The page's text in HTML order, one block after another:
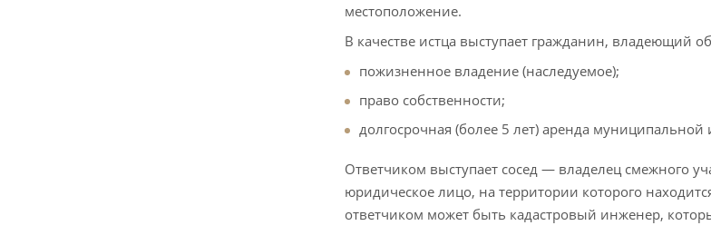
местоположение.
В качестве истца выступает гражданин, владеющий
пожизненное владение (наследуемое);
право собственности;
долгосрочная (более 5 лет) аренда муниципальной
Ответчиком выступает сосед — владелец смежного
юридическое лицо, на территории которого
ответчиком может быть кадастровый инженер,